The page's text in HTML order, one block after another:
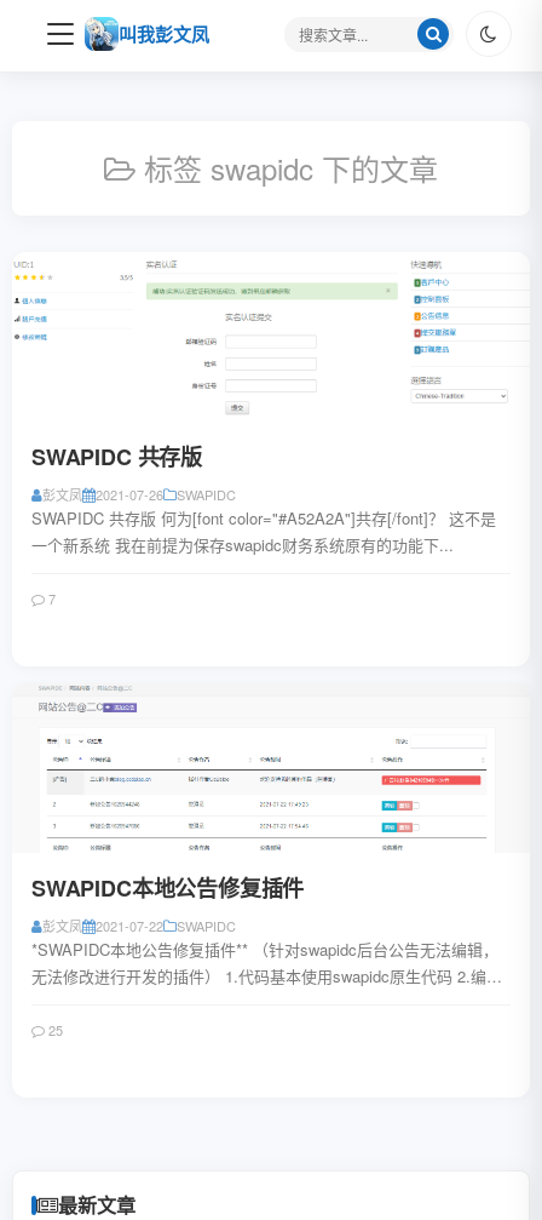
叫我彭文凤
搜
标签 swapidc 下的文章
SWAPIDC 共存版
彭文凤 2021-07-26 SWAPIDC
SWAPIDC 共存版 何为[font color="#A52A2A"]共存[/font]？ 这不是
一个新系统 我在前提为保存swapidc财务系统原有的功能下...
7
SWAPIDC本地公告修复插件
彭文凤 2021-07-22 SWAPIDC
*SWAPIDC本地公告修复插件** （针对swapidc后台公告无法编辑，
无法修改进行开发的插件） 1.代码基本使用swapidc原生代码 2.编辑
25
最新文章